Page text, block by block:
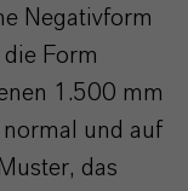
Negativform
Form
1.500 mm
und auf
das